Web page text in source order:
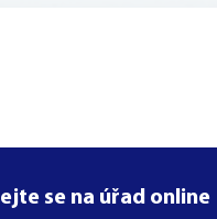
se na úřad online